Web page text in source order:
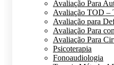
Avaliação Para
Avaliação TOD –
Avaliação para
Avaliação Para
Avaliação Para
Psicoterapia
Fonoaudiologia